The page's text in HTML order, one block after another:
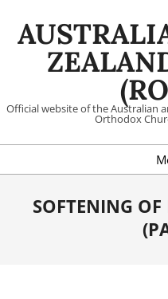
Official website of the Australian
Orthodox
Navigation
SOFTENING OF